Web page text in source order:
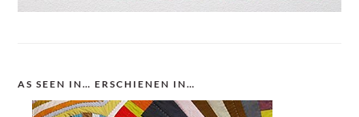
AS SEEN IN… ERSCHIENEN IN…